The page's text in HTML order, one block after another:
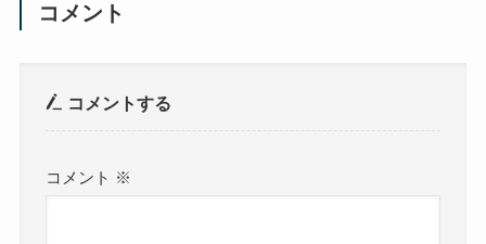
コメント
コメントする
コメント ※